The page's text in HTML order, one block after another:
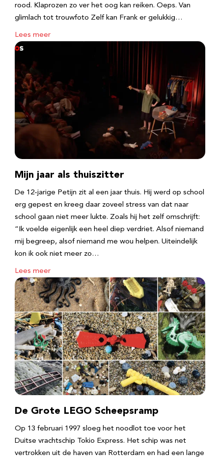
rood. Klaprozen zo ver het oog kan reiken. Oeps. Van
glimlach tot trouwfoto Zelf kan Frank er gelukkig…
Lees meer
Mijn jaar als thuiszitter
De 12-jarige Petijn zit al een jaar thuis. Hij werd op school
erg gepest en kreeg daar zoveel stress van dat naar
school gaan niet meer lukte. Zoals hij het zelf omschrijft:
“Ik voelde eigenlijk een heel diep verdriet. Alsof niemand
mij begreep, alsof niemand me wou helpen. Uiteindelijk
kon ik ook niet meer zo…
Lees meer
De Grote LEGO Scheepsramp
Op 13 februari 1997 sloeg het noodlot toe voor het
Duitse vrachtschip Tokio Express. Het schip was net
vertrokken uit de haven van Rotterdam en had een lange